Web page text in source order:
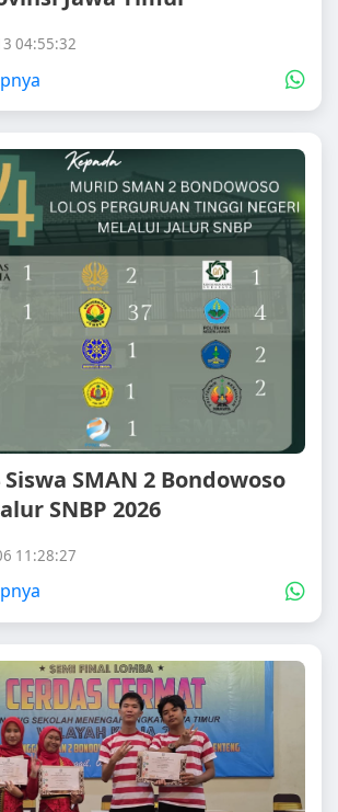
04:55:32
SMAN 2 Bondowoso
SNBP 2026
11:28:27